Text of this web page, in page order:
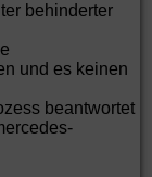
behinderter
und es keinen
beantwortet